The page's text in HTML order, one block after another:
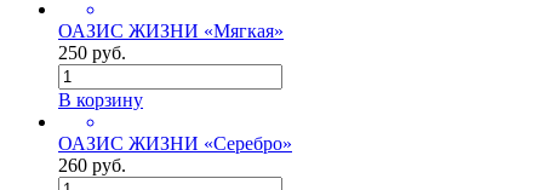
ОАЗИС ЖИЗНИ «Мягкая»
250 руб.
В корзину
ОАЗИС ЖИЗНИ «Серебро»
260 руб.